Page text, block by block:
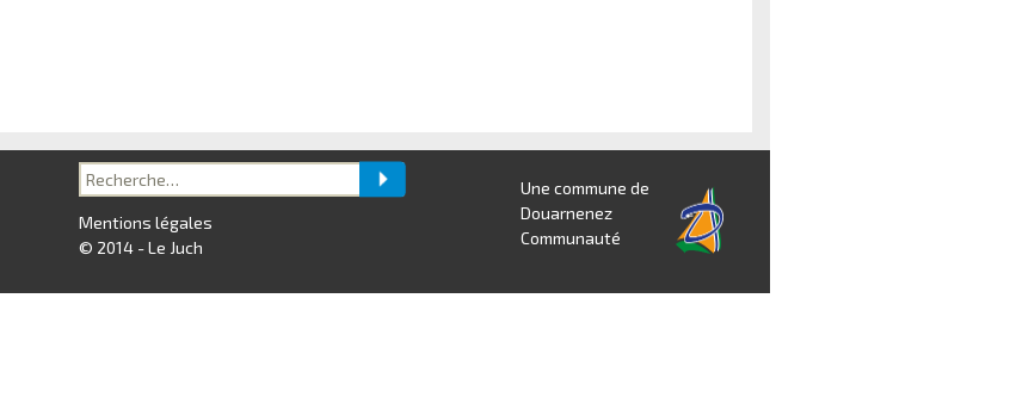
Recherche
pour :
Mentions légales
© 2014 - Le Juch
Une commune de
Douarnenez
Communauté